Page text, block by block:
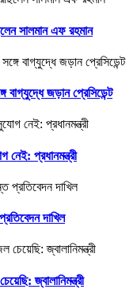
সালমান এফ রহমান
বাগ্‌যুদ্ধে জড়ান প্রেসিডেন্ট
নেই: প্রধানমন্ত্রী
দাখিল
জ্বালানিমন্ত্রী